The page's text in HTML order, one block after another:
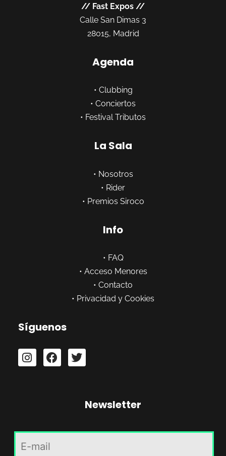
// Fast Expos //
Calle San Dimas 3
28015, Madrid
Agenda
• Clubbing
• Conciertos
• Festival Tributos
La Sala
• Nosotros
• Rider
• Premios Siroco
Info
• FAQ
• Acceso Menores
• Contacto
• Privacidad y Cookies
Síguenos
Newsletter